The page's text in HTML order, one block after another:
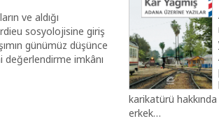
ve aldığı
sosyolojisine giriş
günümüz düşünce
değerlendirme imkânı
karikatürü
erkek…